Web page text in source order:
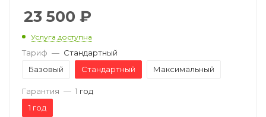
23 500 ₽
Услуга доступна
Тариф — Стандартный
Базовый
Стандартный Максимальный
Гарантия — 1 год
1 год